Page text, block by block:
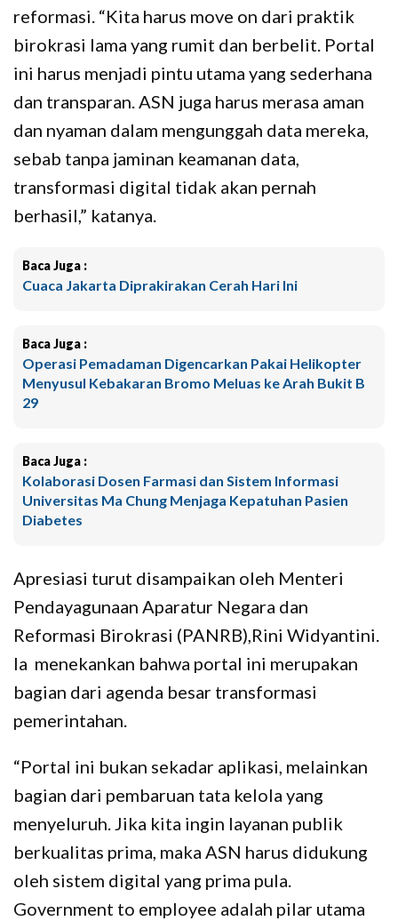
reformasi. “Kita harus move on dari praktik
birokrasi lama yang rumit dan berbelit. Portal
ini harus menjadi pintu utama yang sederhana
dan transparan. ASN juga harus merasa aman
dan nyaman dalam mengunggah data mereka,
sebab tanpa jaminan keamanan data,
transformasi digital tidak akan pernah
berhasil,” katanya.
Baca Juga :
Cuaca Jakarta Diprakirakan Cerah Hari Ini
Baca Juga :
Operasi Pemadaman Digencarkan Pakai Helikopter
Menyusul Kebakaran Bromo Meluas ke Arah Bukit B
29
Baca Juga :
Kolaborasi Dosen Farmasi dan Sistem Informasi
Universitas Ma Chung Menjaga Kepatuhan Pasien
Diabetes
Apresiasi turut disampaikan oleh Menteri
Pendayagunaan Aparatur Negara dan
Reformasi Birokrasi (PANRB),Rini Widyantini.
Ia menekankan bahwa portal ini merupakan
bagian dari agenda besar transformasi
pemerintahan.
“Portal ini bukan sekadar aplikasi, melainkan
bagian dari pembaruan tata kelola yang
menyeluruh. Jika kita ingin layanan publik
berkualitas prima, maka ASN harus didukung
oleh sistem digital yang prima pula.
Government to employee adalah pilar utama